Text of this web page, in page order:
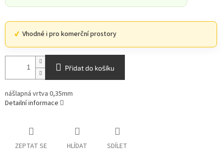
Vhodné i pro komerční prostory
Přidat do košíku
nášlapná vrtva 0,35mm
Detailní informace
ZEPTAT SE HLÍDAT SDÍLET